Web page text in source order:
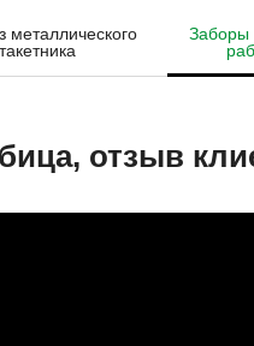
металлического
Заборы
отзыв